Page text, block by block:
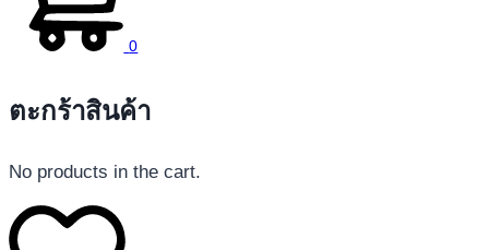
0
ตะกร้าสินค้า
No products in the cart.